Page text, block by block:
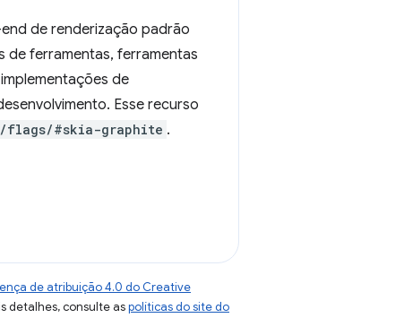
de renderização padrão
de ferramentas, ferramentas
de
Esse recurso
flags/#skia-graphite .
de atribuição 4.0 do Creative
detalhes, consulte aspolíticas do site do